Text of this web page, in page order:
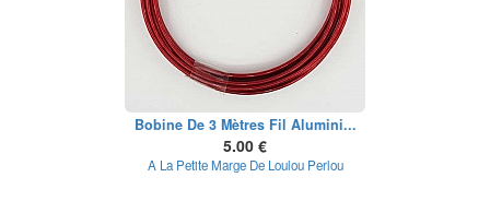
Bobine De 3 Mètres Fil Alumini...
5.00 €
A La Petite Marge De Loulou Perlou